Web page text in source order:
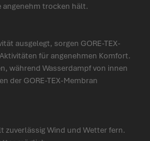
angenehm trocken hält.
ausgelegt, sorgen GORE-TEX-
für ange­nehmen Komfort.
während Wasserdampf von innen
der GORE-TEX-Membran
zuver­lässig Wind und Wetter fern.